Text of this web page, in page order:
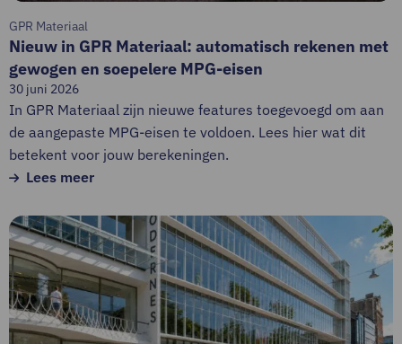
GPR Materiaal
Nieuw in GPR Materiaal: automatisch rekenen met
gewogen en soepelere MPG-eisen
30 juni 2026
In GPR Materiaal zijn nieuwe features toegevoegd om aan
de aangepaste MPG-eisen te voldoen. Lees hier wat dit
betekent voor jouw berekeningen.
Lees meer
MPG-
eisen
Lees
meer
over
Rekenen met
de
nieuwe